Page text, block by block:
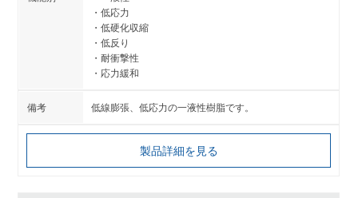
低応力
低硬化収縮
低反り
耐衝撃性
応力緩和
低線膨張、低応力の一液性樹脂です。
製品詳細を見る